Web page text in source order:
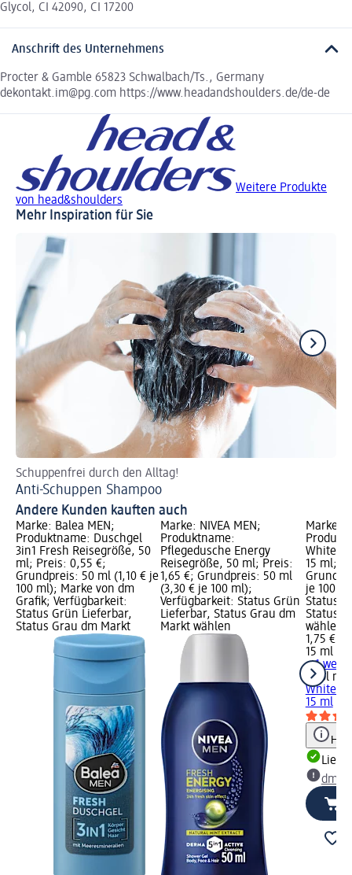
Glycol, CI 42090, CI 17200
Anschrift des Unternehmens
Procter & Gamble 65823 Schwalbach/Ts., Germany
dekontakt.im@pg.com https://www.headandshoulders.de/de-de
Weitere Produkte
von head&shoulders
Mehr Inspiration für Sie
Schuppenfrei durch den Alltag!
Anti-Schuppen Shampoo
Andere Kunden kauften auch
Marke: Balea MEN;
Produktname: Duschgel
3in1 Fresh Reisegröße, 50
ml; Preis: 0,55 €;
Grundpreis: 50 ml (1,10 € je
100 ml); Marke von dm
Grafik; Verfügbarkeit:
Status Grün Lieferbar,
Status Grau dm Markt
Marke: NIVEA MEN;
Produktname:
Pflegedusche Energy
Reisegröße, 50 ml; Preis:
1,65 €; Grundpreis: 50 ml
(3,30 € je 100 ml);
Verfügbarkeit: Status Grün
Lieferbar, Status Grau dm
Markt wählen
Marke:
White &
15 ml;
je 100
Status
Status
wählen
1,75 €
15 ml
+ 1
Odol
White &
15 ml
dm